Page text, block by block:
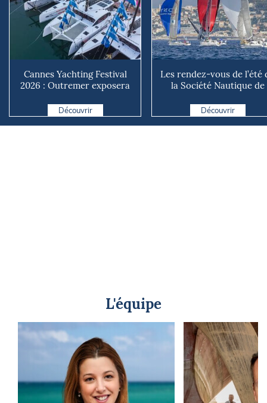
Cannes Yachting Festival
2026 : Outremer exposera
Découvrir
Les rendez-vous de l’été
la Société Nautique de
Découvrir
L'équipe